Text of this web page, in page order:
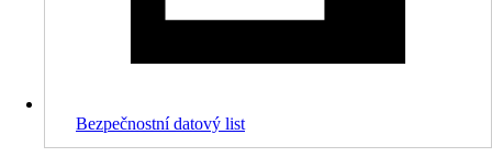
Bezpečnostní datový list